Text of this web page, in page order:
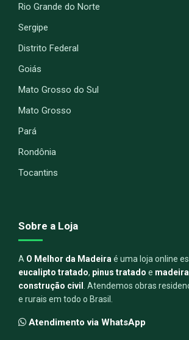
Rio Grande do Norte
Sergipe
Distrito Federal
Goiás
Mato Grosso do Sul
Mato Grosso
Pará
Rondônia
Tocantins
Sobre a Loja
A O Melhor da Madeira é uma loja online
eucalipto tratado, pinus tratado e
construção civil
. Atendemos obras
e rurais em todo o Brasil.
Atendimento via WhatsApp